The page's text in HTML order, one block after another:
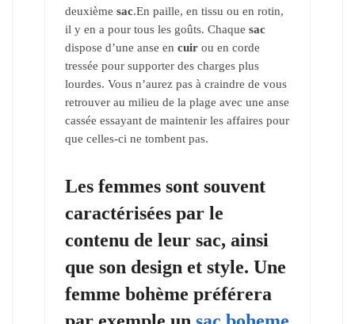
deuxième sac.En paille, en tissu ou en rotin,
il y en a pour tous les goûts. Chaque sac
dispose d’une anse en cuir ou en corde
tressée pour supporter des charges plus
lourdes. Vous n’aurez pas à craindre de vous
retrouver au milieu de la plage avec une anse
cassée essayant de maintenir les affaires pour
que celles-ci ne tombent pas.
Les femmes sont souvent
caractérisées par le
contenu de leur sac, ainsi
que son design et style. Une
femme bohème préférera